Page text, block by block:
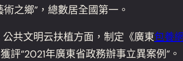
之鄉”，總數居全國第一。
共文明云扶植方面，制定《廣東包養
評“2021年廣東省政務辦事立異案例”。